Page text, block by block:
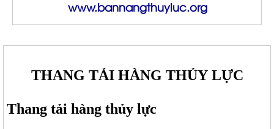
www.bannangthuyluc.org
THANG TẢI HÀNG THỦY LỰC
Thang tải hàng thủy lực